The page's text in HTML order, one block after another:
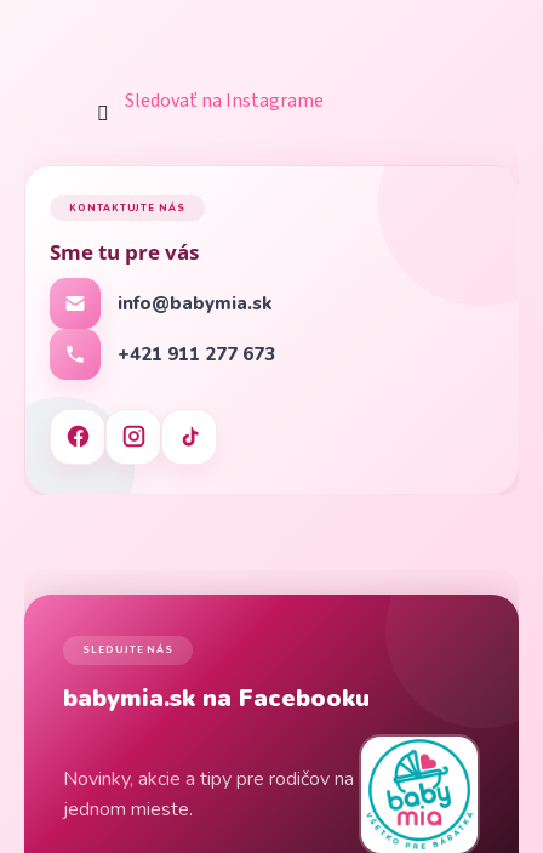
Sledovať na Instagrame
KONTAKTUJTE NÁS
Sme tu pre vás
info@babymia.sk
+421 911 277 673
SLEDUJTE NÁS
babymia.sk na Facebooku
Novinky, akcie a tipy pre rodičov na
jednom mieste.